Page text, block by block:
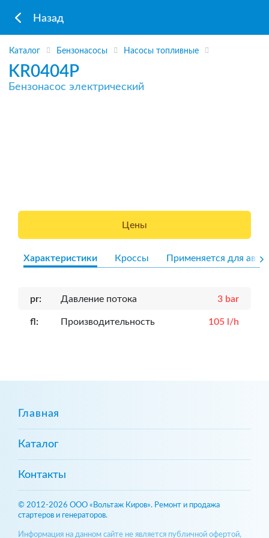
Назад
Каталог Бензонасосы Насосы топливные
KR0404P
Бензонасос электрический
Цены
Характеристики Кроссы Применяется для авто
pr: Давление потока 3 bar
fl: Производительность 105 l/h
Главная
Каталог
Контакты
© 2012-2026 ООО «Вольтаж Киров». Ремонт и продажа
стартеров и генераторов.
Информация на данном сайте не является публичной офертой,